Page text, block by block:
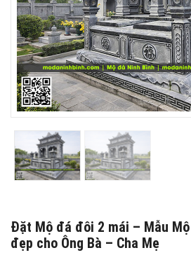
Đặt Mộ đá đôi 2 mái – Mẫu
đẹp cho Ông Bà – Cha Mẹ